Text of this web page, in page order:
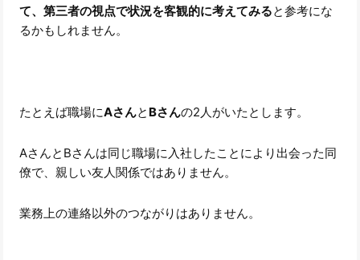
て、第三者の視点で状況を客観的に考えてみると参考にな
るかもしれません。
たとえば職場にAさんと Bさんの2人がいたとします。
AさんとBさんは同じ職場に入社したことにより出会った同
僚で、親しい友人関係ではありません。
業務上の連絡以外のつながりはありません。